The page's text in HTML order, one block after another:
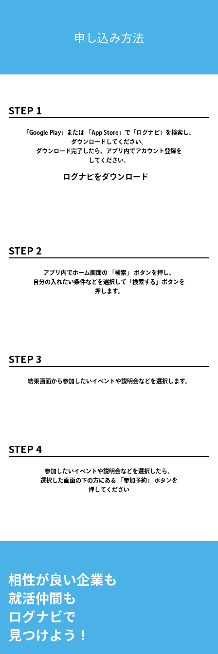
申し込み方法
STEP 1
「Google Play」 または 「App Store」 で 「ログナビ」 を検索し、
ダウンロードしてください。
ダウンロード完了したら、アプリ内でアカウント登録を
してください。
ログナビをダウンロード
STEP 2
アプリ内でホーム画面の 「検索」 ボタンを押し、
自分の入れたい条件などを選択して「検索する」ボタンを
押します。
STEP 3
結果画面から参加したいイベントや説明会などを選択します。
STEP 4
参加したいイベントや説明会などを選択したら、
選択した画面の下の方にある 「参加予約」 ボタンを
押してください
相性が良い企業も
就活仲間も
ログナビで
見つけよう！